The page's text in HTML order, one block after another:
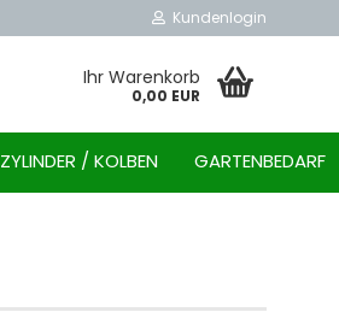
Kundenlogin
Ihr Warenkorb
0,00 EUR
ZYLINDER / KOLBEN GARTENBEDARF